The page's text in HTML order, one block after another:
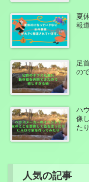
夏
報
足
の
ハ
像
たり
人気の記事